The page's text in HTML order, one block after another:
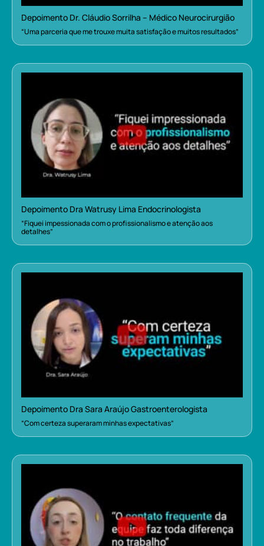
Depoimento Dr. Cláudio Sorrilha – Médico Neurocirurgião
“Uma parceria que me trouxe muita satisfação e muitos resultados”
Depoimento Dra Watrusy Lima Endocrinologista
“Fiquei impessionada com o profissionalismo e atenção aos
detalhes”
Depoimento Dra Sara Araújo Gastroenterologista
“Com certeza superaram minhas expectativas”